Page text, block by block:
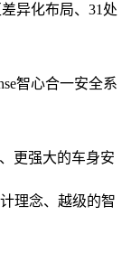
异化布局、31处
智心合一安全系
更强大的车身安
理念、越级的智